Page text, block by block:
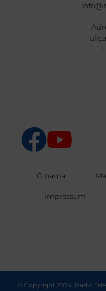
O nama
Impressum
© Copyright 2024. Radio